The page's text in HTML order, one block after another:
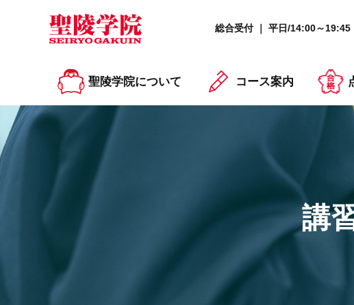
総合受付 ｜ 平日/14:00～
聖陵学院について コース案内
講